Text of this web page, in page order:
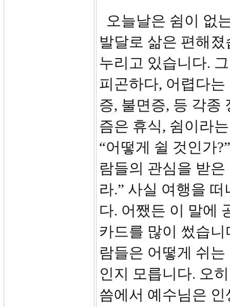
오늘날은 쉼이 없
발달로 삶은 편해
누리고 있습니다.
피곤하다, 어렵다
증, 불면증, 등 각종
즘은 휴식, 쉼이라
“어떻게 쉴 것인가
람들의 관심을 받
라.” 사실 여행을
다. 어쨌든 이 말에
카드를 많이 썼습
람들은 어떻게 쉬
인지 모릅니다. 오
씀에서 예수님은